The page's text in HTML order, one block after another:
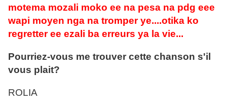
motema mozali moko ee na pesa na pdg eee
wapi moyen nga na tromper ye....otika ko
regretter ee ezali ba erreurs ya la vie...
Pourriez-vous me trouver cette chanson s'il
vous plait?
ROLIA